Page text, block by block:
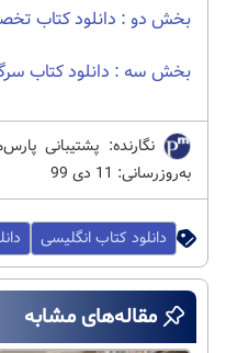
بخش دو : دانلود کتاب
بخش سه : دانلود کتاب
نگارنده: پشتیبانی
به‌روزرسانی: 11 دی 99
دانلود کتاب انگلیسی
مقاله‌های مشابه